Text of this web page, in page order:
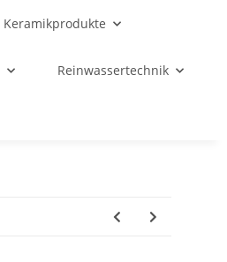
Keramikprodukte
Reinwassertechnik